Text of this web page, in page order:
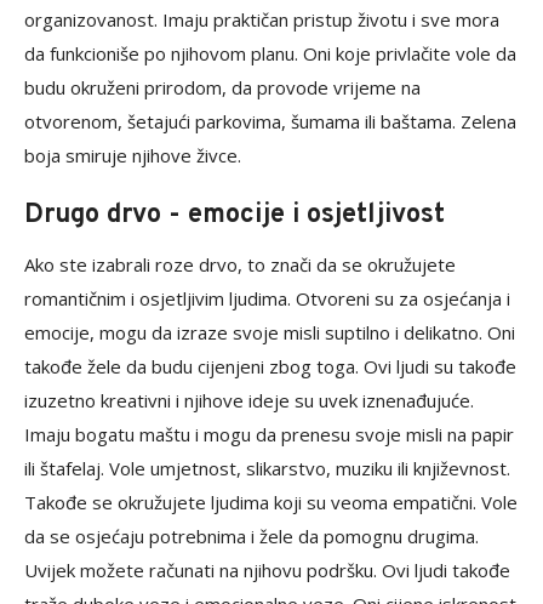
organizovanost. Imaju praktičan pristup životu i sve mora
da funkcioniše po njihovom planu. Oni koje privlačite vole da
budu okruženi prirodom, da provode vrijeme na
otvorenom, šetajući parkovima, šumama ili baštama. Zelena
boja smiruje njihove živce.
Drugo drvo - emocije i osjetljivost
Ako ste izabrali roze drvo, to znači da se okružujete
romantičnim i osjetljivim ljudima. Otvoreni su za osjećanja i
emocije, mogu da izraze svoje misli suptilno i delikatno. Oni
takođe žele da budu cijenjeni zbog toga. Ovi ljudi su takođe
izuzetno kreativni i njihove ideje su uvek iznenađujuće.
Imaju bogatu maštu i mogu da prenesu svoje misli na papir
ili štafelaj. Vole umjetnost, slikarstvo, muziku ili književnost.
Takođe se okružujete ljudima koji su veoma empatični. Vole
da se osjećaju potrebnima i žele da pomognu drugima.
Uvijek možete računati na njihovu podršku. Ovi ljudi takođe